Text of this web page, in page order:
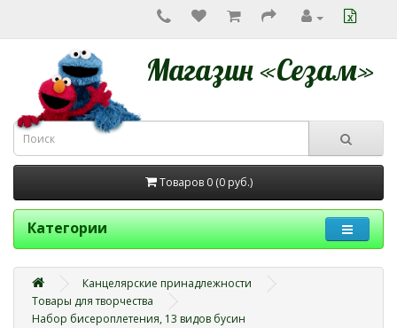
Магазин «Сезам»
Товаров 0 (0 руб.)
Категории
Канцелярские принадлежности
Товары для творчества
Набор бисероплетения, 13 видов бусин